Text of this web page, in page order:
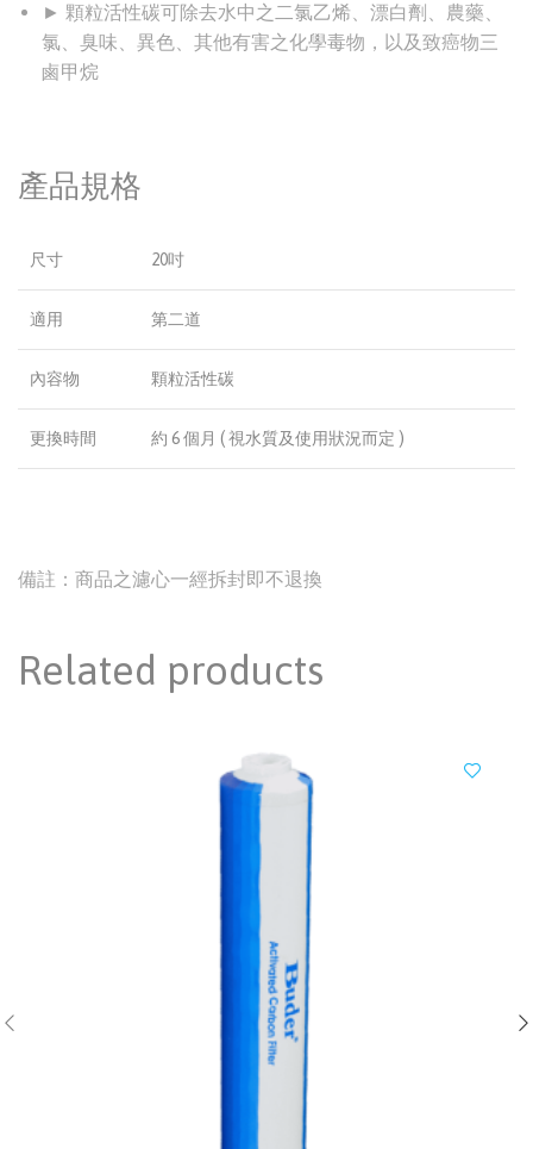
► 顆粒活性碳可除去水中之二氯乙烯、漂白劑、農藥、
氯、臭味、異色、其他有害之化學毒物，以及致癌物三
鹵甲烷
產品規格
尺寸 20吋
適用 第二道
內容物 顆粒活性碳
更換時間 約 6 個月 ( 視水質及使用狀況而定 )
備註：商品之濾心一經拆封即不退換
Related products